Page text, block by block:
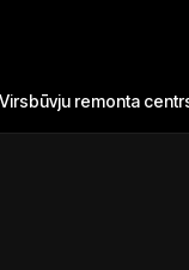
Virsbūvju remonta